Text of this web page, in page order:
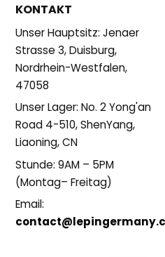
KONTAKT
Unser Hauptsitz: Jenaer
Strasse 3, Duisburg,
Nordrhein-Westfalen,
47058
Unser Lager: No. 2 Yong'an
Road 4-510, ShenYang,
Liaoning, CN
Stunde: 9AM – 5PM
(Montag– Freitag)
Email: